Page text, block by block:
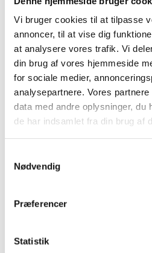
Vi bruger cookies til at tilpasse
annoncer, til at vise dig
at analysere vores trafik. Vi
din brug af vores hjemmeside
for sociale medier,
analysepartnere. Vores
data med andre oplysninger, du
de har indsamlet fra din brug af
Nødvendig
Præferencer
Statistik
funktioner, hjem. De
arbejde hjemmefra.
Biblioteker skal holde
undtagelse af aflevering og
undervisningsbrug.
Afstandsanbefalingen på
uddannelser er 2 meter.
Skærpede
Internationale studerende,
Det betragtes ikke som et
formål ved indrejse i
Læs pjecen: Yderligere